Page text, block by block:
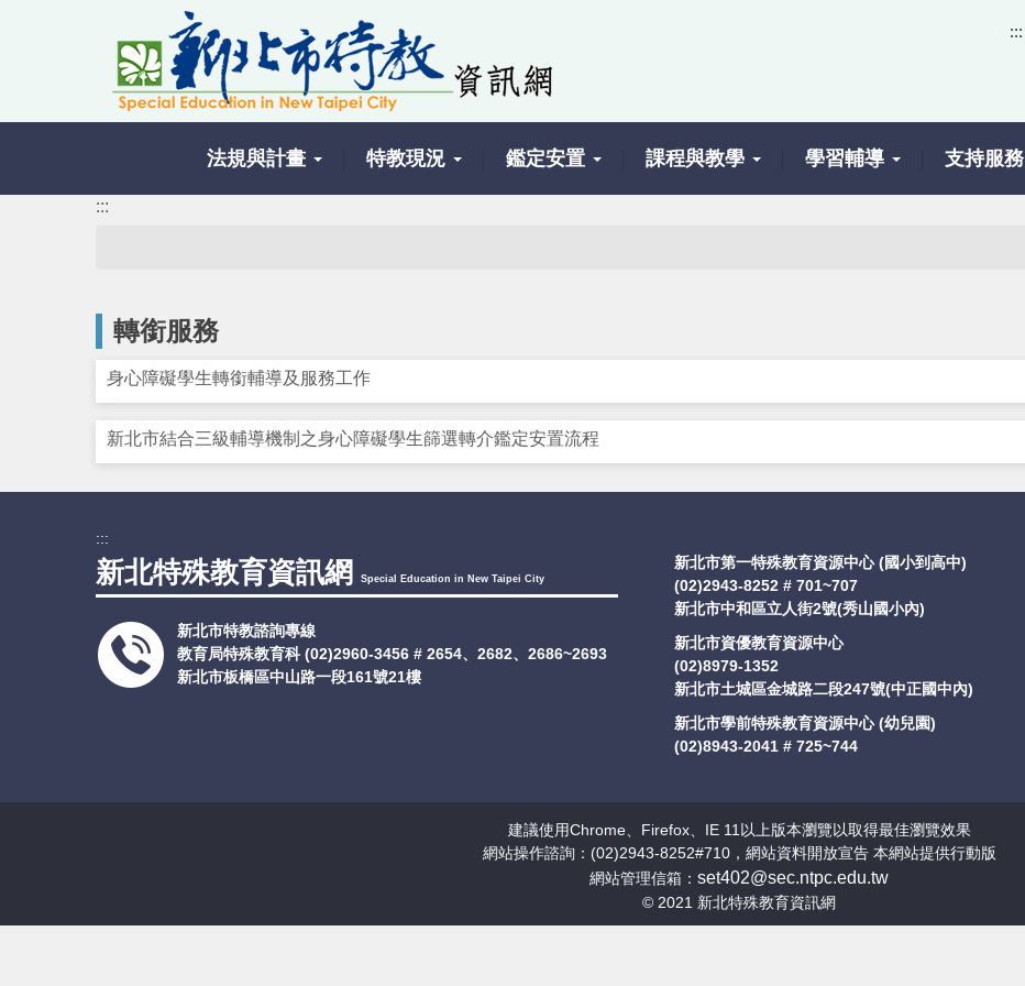
內
:::
法規與計畫 特教現況 鑑定安置 課程與教學 學習輔導 支持服務
:::
轉銜服務
身心障礙學生轉銜輔導及服務工作
新北市結合三級輔導機制之身心障礙學生篩選轉介鑑定安置流程
:::
新北特殊教育資訊網 Special Education in New Taipei City
新北市特教諮詢專線
教育局特殊教育科 (02)2960-3456 # 2654、2682、2686~2693
新北市板橋區中山路一段161號21樓
新北市第一特殊教育資源中心 (國小到高中)
(02)2943-8252 # 701~707
新北市中和區立人街2號(秀山國小內)
新北市資優教育資源中心
(02)8979-1352
新北市土城區金城路二段247號(中正國中內)
新北市學前特殊教育資源中心 (幼兒園)
(02)8943-2041 # 725~744
建議使用Chrome、Firefox、IE 11以上版本瀏覽以取得最佳瀏覽效果
網站操作諮詢：(02)2943-8252#710，網站資料開放宣告 本網站提供行動版
網站管理信箱： set402@sec.ntpc.edu.tw
© 2021 新北特殊教育資訊網